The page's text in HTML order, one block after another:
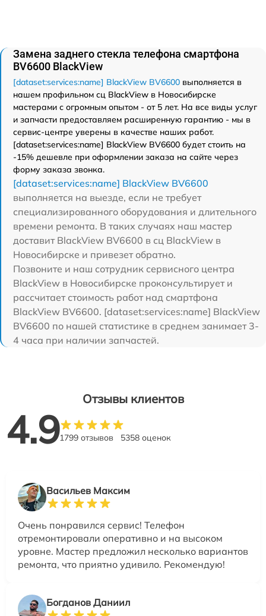
Замена заднего стекла телефона смартфона
BV6600 BlackView
[dataset:services:name] BlackView BV6600 выполняется в
нашем профильном сц BlackView в Новосибирске
мастерами с огромным опытом - от 5 лет. На все виды услуг
и запчасти предоставляем расширенную гарантию - мы в
сервис-центре уверены в качестве наших работ.
[dataset:services:name] BlackView BV6600 будет стоить на
-15% дешевле при оформлении заказа на сайте через
форму заказа звонка.
[dataset:services:name] BlackView BV6600
выполняется на выезде, если не требует
специализированного оборудования и длительного
времени ремонта. В таких случаях наш мастер
доставит BlackView BV6600 в сц BlackView в
Новосибирске и привезет обратно.
Позвоните и наш сотрудник сервисного центра
BlackView в Новосибирске проконсультирует и
рассчитает стоимость работ над смартфона
BlackView BV6600. [dataset:services:name] BlackView
BV6600 по нашей статистике в среднем занимает 3-
4 часа при наличии запчастей.
Отзывы клиентов
4.91799 отзывов 5358 оценок
Васильев Максим
Очень понравился сервис! Телефон
отремонтировали оперативно и на высоком
уровне. Мастер предложил несколько вариантов
ремонта, что приятно удивило. Рекомендую!
Богданов Даниил